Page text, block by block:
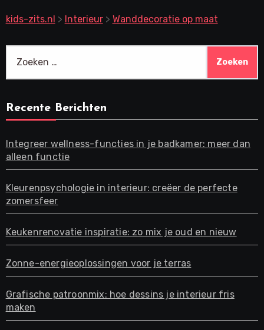
kids-zits.nl > Interieur> Wanddecoratie op maat
Recente Berichten
Integreer wellness-functies in je badkamer: meer dan
alleen functie
Kleurenpsychologie in interieur: creëer de perfecte
zomersfeer
Keukenrenovatie inspiratie: zo mix je oud en nieuw
Zonne-energieoplossingen voor je terras
Grafische patroonmix: hoe dessins je interieur fris
maken